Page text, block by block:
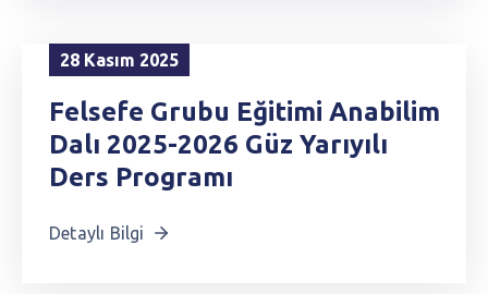
28 Kasım 2025
Felsefe Grubu Eğitimi Anabilim
Dalı 2025-2026 Güz Yarıyılı
Ders Programı
Detaylı Bilgi